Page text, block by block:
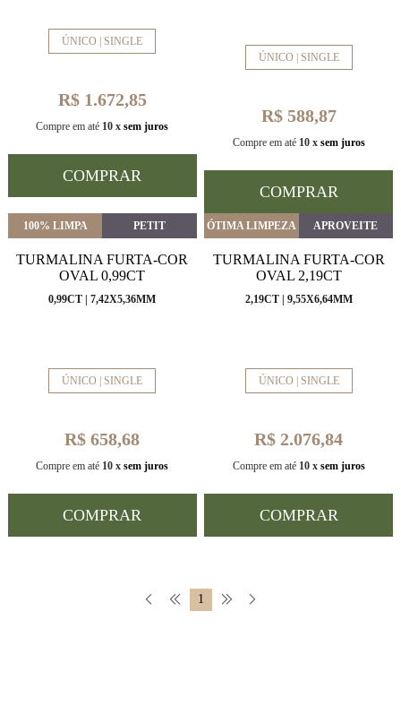
ÚNICO | SINGLE
R$ 1.672,85
Compre em até 10 x sem juros
COMPRAR
ÚNICO | SINGLE
R$ 588,87
Compre em até 10 x sem juros
COMPRAR
100% LIMPA PETIT
TURMALINA FURTA-COR
OVAL 0,99CT
0,99CT | 7,42X5,36MM
ÚNICO | SINGLE
R$ 658,68
Compre em até 10 x sem juros
COMPRAR
ÓTIMA LIMPEZA APROVEITE
TURMALINA FURTA-COR
OVAL 2,19CT
2,19CT | 9,55X6,64MM
ÚNICO | SINGLE
R$ 2.076,84
Compre em até 10 x sem juros
COMPRAR
1